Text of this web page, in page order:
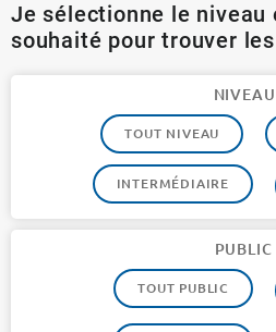
Je sélectionne le niveau
souhaité pour trouver
NIVEAU
TOUT NIVEAU
INTERMÉDIAIRE
PUBLIC
TOUT PUBLIC